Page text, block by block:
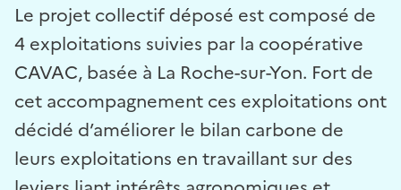
Le projet collectif déposé est composé de
4 exploitations suivies par la coopérative
CAVAC, basée à La Roche-sur-Yon. Fort de
cet accompagnement ces exploitations ont
décidé d’améliorer le bilan carbone de
leurs exploitations en travaillant sur des